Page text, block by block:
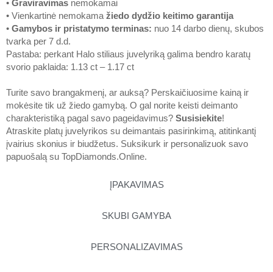
ĮPAKAVIMAS
SKUBI GAMYBA
PERSONALIZAVIMAS
• Graviravimas nemokamai
• Vienkartinė nemokama žiedo dydžio keitimo garantija
• Gamybos ir pristatymo terminas: nuo 14 darbo dienų, skubos
tvarka per 7 d.d.
Pastaba: perkant Halo stiliaus juvelyriką galima bendro karatų
svorio paklaida: 1.13 ct – 1.17 ct
Turite savo brangakmenį, ar auksą? Perskaičiuosime kainą ir
mokėsite tik už žiedo gamybą. O gal norite keisti deimanto
charakteristiką pagal savo pageidavimus? Susisiekite!
Atraskite platų juvelyrikos su deimantais pasirinkimą, atitinkantį
įvairius skonius ir biudžetus. Suksikurk ir personalizuok savo
papuošalą su TopDiamonds.Online.